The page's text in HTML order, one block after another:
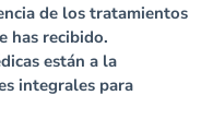
de los tratamientos
has recibido.
están a la
integrales para